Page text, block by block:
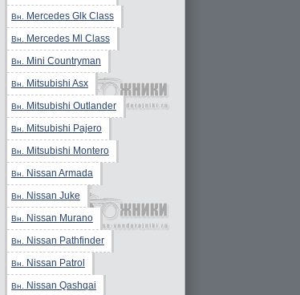
Вн. Mercedes Glk Class
Вн. Mercedes Ml Class
Вн. Mini Countryman
Вн. Mitsubishi Asx
Вн. Mitsubishi Outlander
Вн. Mitsubishi Pajero
Вн. Mitsubishi Montero
Вн. Nissan Armada
Вн. Nissan Juke
Вн. Nissan Murano
Вн. Nissan Pathfinder
Вн. Nissan Patrol
Вн. Nissan Qashqai